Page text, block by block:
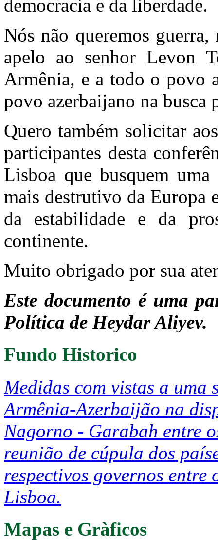
democracia e da liberdade.
Nós não queremos
apelo ao senhor Levon
Armênia, e a todo o povo
povo azerbaijano na busca
Quero também solicitar
participantes desta
Lisboa que busquem
mais destrutivo da Europa
da estabilidade e da
continente.
Muito obrigado por sua
Este documento é uma
Política de Heydar Aliyev.
Fundo Historico
Medidas com vistas a
Armênia-Azerbaijão na
Nagorno - Garabah entre
reunião de cúpula dos
respectivos governos entre
Lisboa.
Mapas e Gràficos